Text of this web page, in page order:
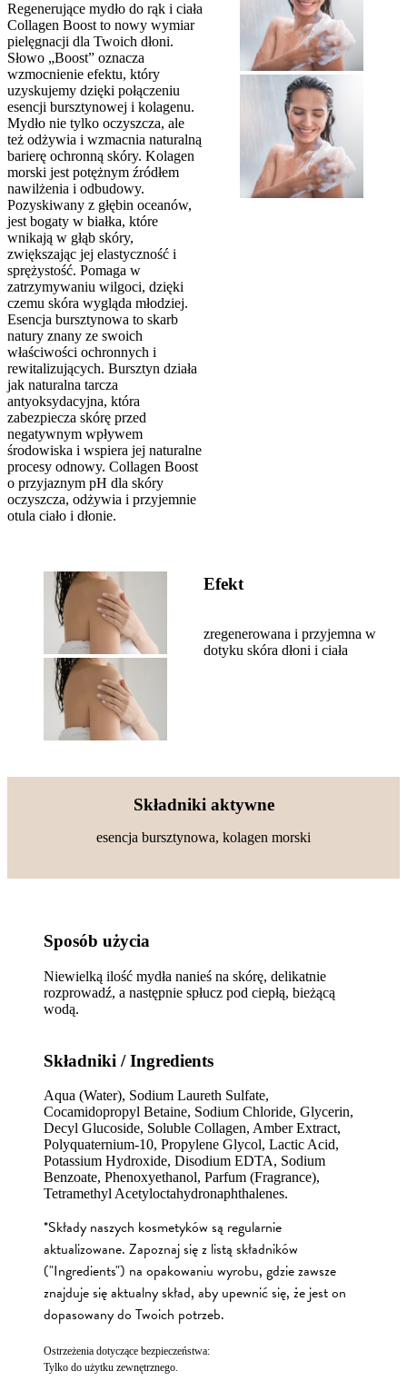
Regenerujące mydło do rąk i ciała
Collagen Boost to nowy wymiar
pielęgnacji dla Twoich dłoni.
Słowo „Boost” oznacza
wzmocnienie efektu, który
uzyskujemy dzięki połączeniu
esencji bursztynowej i kolagenu.
Mydło nie tylko oczyszcza, ale
też odżywia i wzmacnia naturalną
barierę ochronną skóry. Kolagen
morski jest potężnym źródłem
nawilżenia i odbudowy.
Pozyskiwany z głębin oceanów,
jest bogaty w białka, które
wnikają w głąb skóry,
zwiększając jej elastyczność i
sprężystość. Pomaga w
zatrzymywaniu wilgoci, dzięki
czemu skóra wygląda młodziej.
Esencja bursztynowa to skarb
natury znany ze swoich
właściwości ochronnych i
rewitalizujących. Bursztyn działa
jak naturalna tarcza
antyoksydacyjna, która
zabezpiecza skórę przed
negatywnym wpływem
środowiska i wspiera jej naturalne
procesy odnowy. Collagen Boost
o przyjaznym pH dla skóry
oczyszcza, odżywia i przyjemnie
otula ciało i dłonie.
Efekt
zregenerowana i przyjemna w
dotyku skóra dłoni i ciała
Składniki aktywne
esencja bursztynowa, kolagen morski
Sposób użycia
Niewielką ilość mydła nanieś na skórę, delikatnie
rozprowadź, a następnie spłucz pod ciepłą, bieżącą
wodą.
Składniki / Ingredients
Aqua (Water), Sodium Laureth Sulfate,
Cocamidopropyl Betaine, Sodium Chloride, Glycerin,
Decyl Glucoside, Soluble Collagen, Amber Extract,
Polyquaternium-10, Propylene Glycol, Lactic Acid,
Potassium Hydroxide, Disodium EDTA, Sodium
Benzoate, Phenoxyethanol, Parfum (Fragrance),
Tetramethyl Acetyloctahydronaphthalenes.
*Składy naszych kosmetyków są regularnie
aktualizowane. Zapoznaj się z listą składników
("Ingredients") na opakowaniu wyrobu, gdzie zawsze
znajduje się aktualny skład, aby upewnić się, że jest on
dopasowany do Twoich potrzeb.
Ostrzeżenia dotyczące bezpieczeństwa:
Tylko do użytku zewnętrznego.